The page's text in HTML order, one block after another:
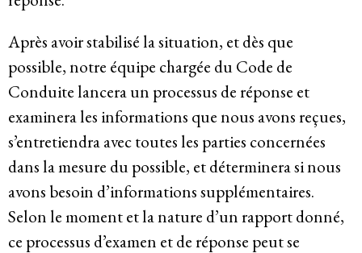
Après avoir stabilisé la situation, et dès que
possible, notre équipe chargée du Code de
Conduite lancera un processus de réponse et
examinera les informations que nous avons reçues,
s’entretiendra avec toutes les parties concernées
dans la mesure du possible, et déterminera si nous
avons besoin d’informations supplémentaires.
Selon le moment et la nature d’un rapport donné,
ce processus d’examen et de réponse peut se